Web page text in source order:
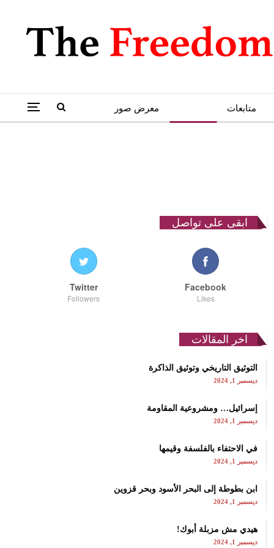
متابعات معرض صور
ابقى على تواصل
Facebook
Likes
Twitter
Followers
اخر المقالات
التوثيق التاريخي وتوثيق الذاكرة
ديسمبر 1, 2024
إسرائيل… ومشروعية المقاومة
ديسمبر 1, 2024
في الاحتفاء بالفلسفة وقيمها
ديسمبر 1, 2024
ابن بطوطة إلى البحر الأسود وبحر قزوين
ديسمبر 1, 2024
هيدي مش مزبلة أبوك!
ديسمبر 1, 2024